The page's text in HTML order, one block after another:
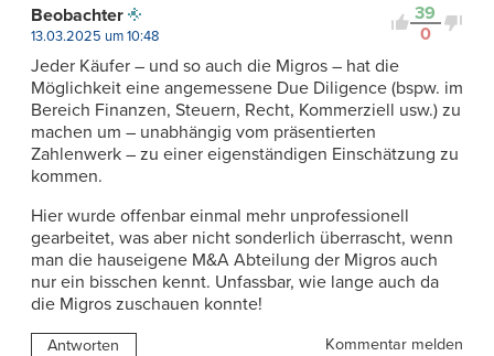
39
0
Beobachter
13.03.2025 um 10:48
Jeder Käufer – und so auch die Migros – hat die
Möglichkeit eine angemessene Due Diligence (bspw. im
Bereich Finanzen, Steuern, Recht, Kommerziell usw.) zu
machen um – unabhängig vom präsentierten
Zahlenwerk – zu einer eigenständigen Einschätzung zu
kommen.
Hier wurde offenbar einmal mehr unprofessionell
gearbeitet, was aber nicht sonderlich überrascht, wenn
man die hauseigene M&A Abteilung der Migros auch
nur ein bisschen kennt. Unfassbar, wie lange auch da
die Migros zuschauen konnte!
Antworten Kommentar melden